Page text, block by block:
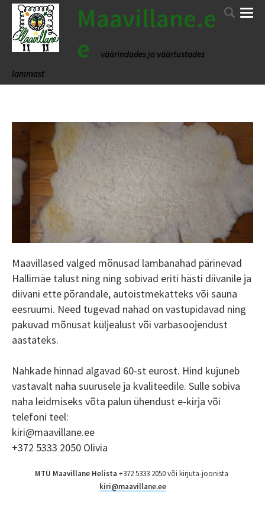
Maavillane.e
e
väärindades ja väärtustades
lammast
Maavillased valged mõnusad lambanahad pärinevad
Hallimäe talust ning ning sobivad eriti hästi diivanile ja
diivani ette põrandale, autoistmekatteks või sauna
eesruumi. Need tugevad nahad on vastupidavad ning
pakuvad mõnusat küljealust või varbasoojendust
aastateks.
Nahkade hinnad algavad 60-st eurost. Hind kujuneb
vastavalt naha suurusele ja kvaliteedile. Sulle sobiva
naha leidmiseks võta palun ühendust e-kirja või
telefoni teel:
kiri@maavillane.ee
+372 5333 2050 Olivia
MTÜ Maavillane Helista +372 5333 2050 või kirjuta-joonista
kiri@maavillane.ee